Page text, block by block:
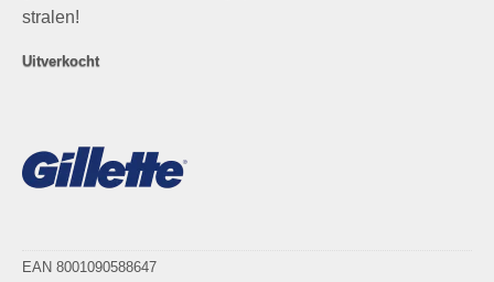
stralen!
Uitverkocht
EAN 8001090588647